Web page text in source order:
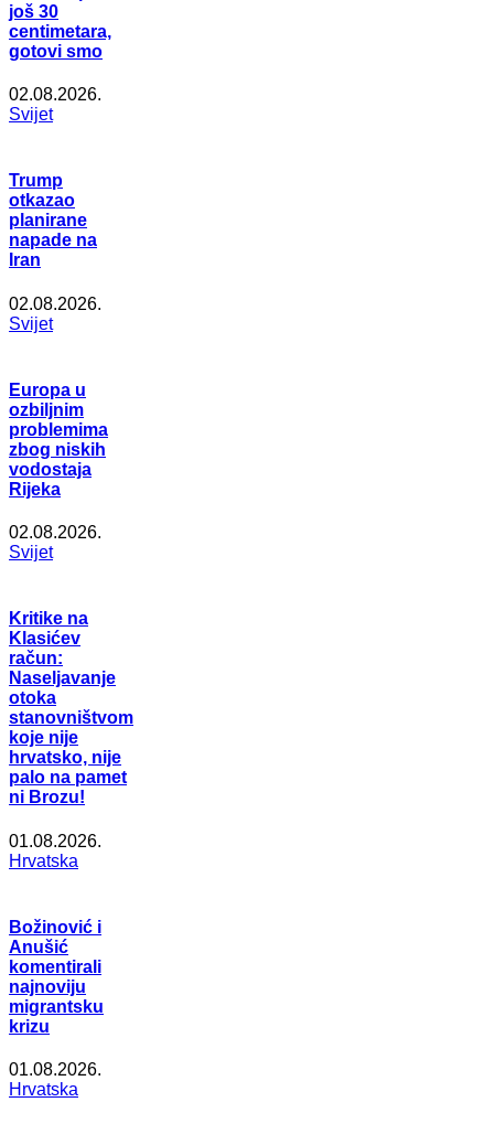
još 30
centimetara,
gotovi smo
02.08.2026.
Svijet
Trump
otkazao
planirane
napade na
Iran
02.08.2026.
Svijet
Europa u
ozbiljnim
problemima
zbog niskih
vodostaja
Rijeka
02.08.2026.
Svijet
Kritike na
Klasićev
račun:
Naseljavanje
otoka
stanovništvom
koje nije
hrvatsko, nije
palo na pamet
ni Brozu!
01.08.2026.
Hrvatska
Božinović i
Anušić
komentirali
najnoviju
migrantsku
krizu
01.08.2026.
Hrvatska